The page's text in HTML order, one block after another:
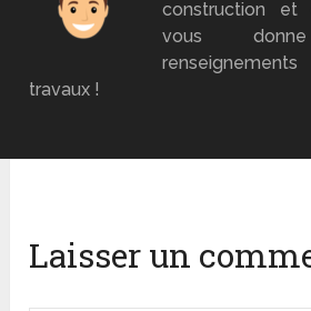
construction et
vous
travaux !
Laisser un